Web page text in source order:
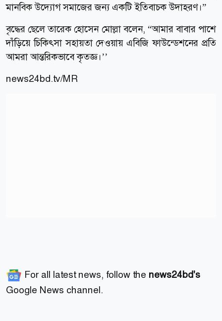
মানবিক উদ্যোগ সমাজের জন্য একটি ইতিবাচক উদাহরণ।”
বৃদ্ধের ছেলে তারেক হোসেন মোল্লা বলেন, “আমার বাবার পাশে
দাঁড়িয়ে চিকিৎসা সহায়তা দেওয়ায় এবিজি ফাউন্ডেশনের প্রতি
আমরা আন্তরিকভাবে কৃতজ্ঞ।’’
news24bd.tv/MR
For all latest news, follow the news24bd's
Google News channel.